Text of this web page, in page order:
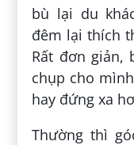
bù lại du
đêm lại thích
Rất đơn giản,
chụp cho
hay đứng xa
Thường thì